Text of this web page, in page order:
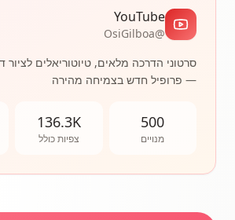
YouTube
@OsiGilboa
סרטוני הדרכה מלאים, טיוטוריאלים לציור
— פרופיל חדש בצמיחה מהירה
500
מנויים
136.3K
צפיות כולל